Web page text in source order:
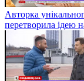
Авторка
перетворила ідею